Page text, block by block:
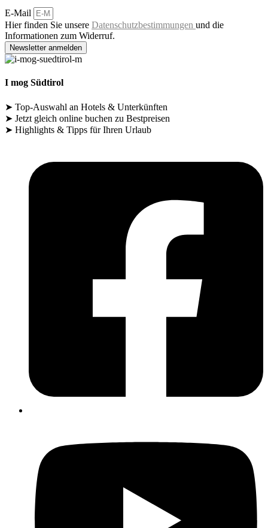
E-Mail
Hier finden Sie unsere Datenschutzbestimmungen und die
Informationen zum Widerruf.
Newsletter anmelden
I mog Südtirol
➤ Top-Auswahl an Hotels & Unterkünften
➤ Jetzt gleich online buchen zu Bestpreisen
➤ Highlights & Tipps für Ihren Urlaub